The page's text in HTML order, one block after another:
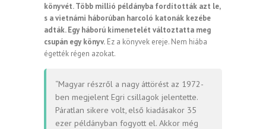
könyvét. Több millió példányba fordították azt le,
s a vietnámi háborúban harcoló katonák kezébe
adták. Egy háború kimenetelét változtatta meg
csupán egy könyv. Ez a könyvek ereje. Nem hiába
égették régen azokat.
“Magyar részről a nagy áttörést az 1972-
ben megjelent Egri csillagok jelentette.
Páratlan sikere volt, első kiadásakor 35
ezer példányban fogyott el. Akkor még